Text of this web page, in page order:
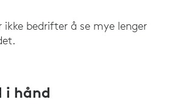
ikke bedrifter å se mye lenger
i hånd